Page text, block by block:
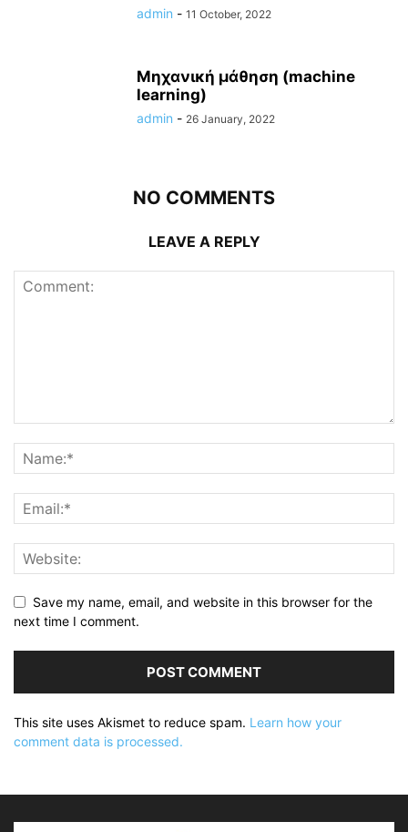
admin - 11 October, 2022
Μηχανική μάθηση (machine
learning)
admin - 26 January, 2022
NO COMMENTS
LEAVE A REPLY
Save my name, email, and website in this browser for the
next time I comment.
This site uses Akismet to reduce spam. Learn how your
comment data is processed.